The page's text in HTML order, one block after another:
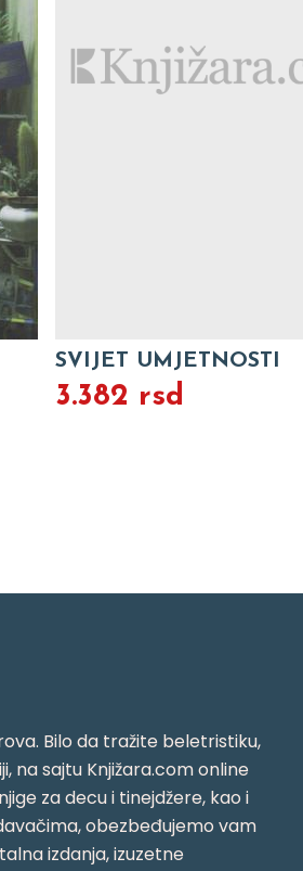
SVIJET UMJETNOSTI
3.382 rsd
Bilo da tražite beletristiku,
na sajtu Knjižara.com online
za decu i tinejdžere, kao i
obezbeđujemo vam
izdanja, izuzetne